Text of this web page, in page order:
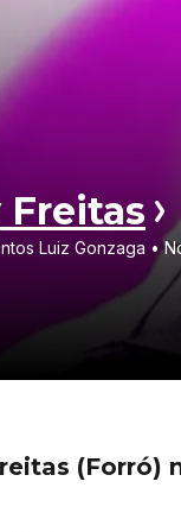
Freitas
Luiz Gonzaga •
(Forró)